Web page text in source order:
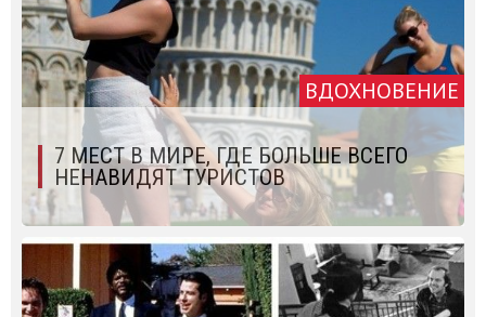
ВДОХНОВЕНИЕ
7 МЕСТ В МИРЕ, ГДЕ БОЛЬШЕ ВСЕГО
НЕНАВИДЯТ ТУРИСТОВ